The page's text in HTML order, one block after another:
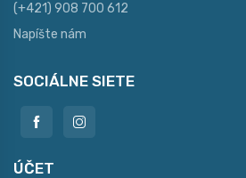
(+421) 908 700 612
Napíšte nám
SOCIÁLNE SIETE
ÚČET